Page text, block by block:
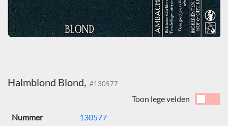
Halmblond Blond, #130577
Toon lege velden
Nummer
130577